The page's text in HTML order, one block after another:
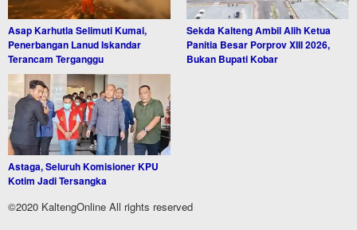
Asap Karhutla Selimuti Kumai,
Penerbangan Lanud Iskandar
Terancam Terganggu
Sekda Kalteng Ambil Alih Ketua
Panitia Besar Porprov XIII 2026,
Bukan Bupati Kobar
Astaga, Seluruh Komisioner KPU
Kotim Jadi Tersangka
©2020 KaltengOnline All rights reserved